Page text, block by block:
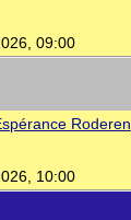
09:00
Roderen
10:00